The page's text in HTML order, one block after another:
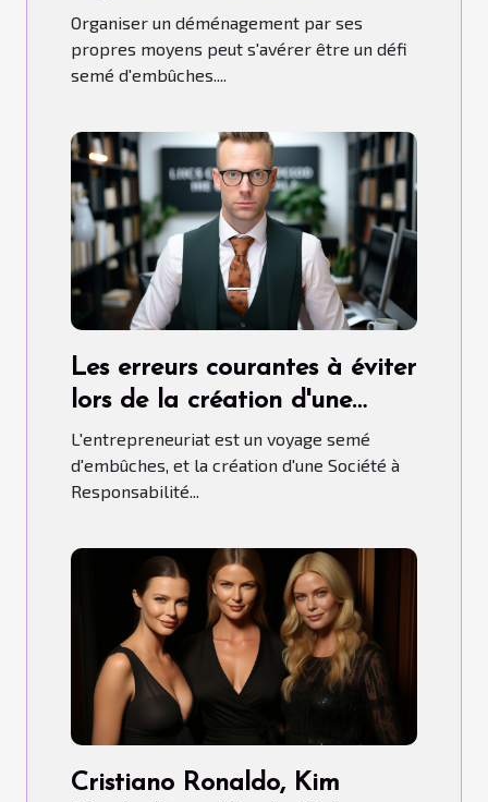
déménagement
Organiser un déménagement par ses
propres moyens peut s'avérer être un défi
semé d'embûches....
Les erreurs courantes à éviter
lors de la création d'une
SARL
L'entrepreneuriat est un voyage semé
d'embûches, et la création d'une Société à
Responsabilité...
Cristiano Ronaldo, Kim